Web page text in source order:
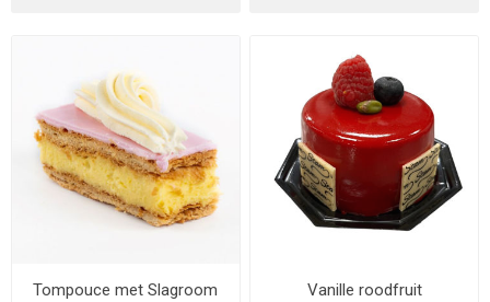
Tompouce met Slagroom Vanille roodfruit